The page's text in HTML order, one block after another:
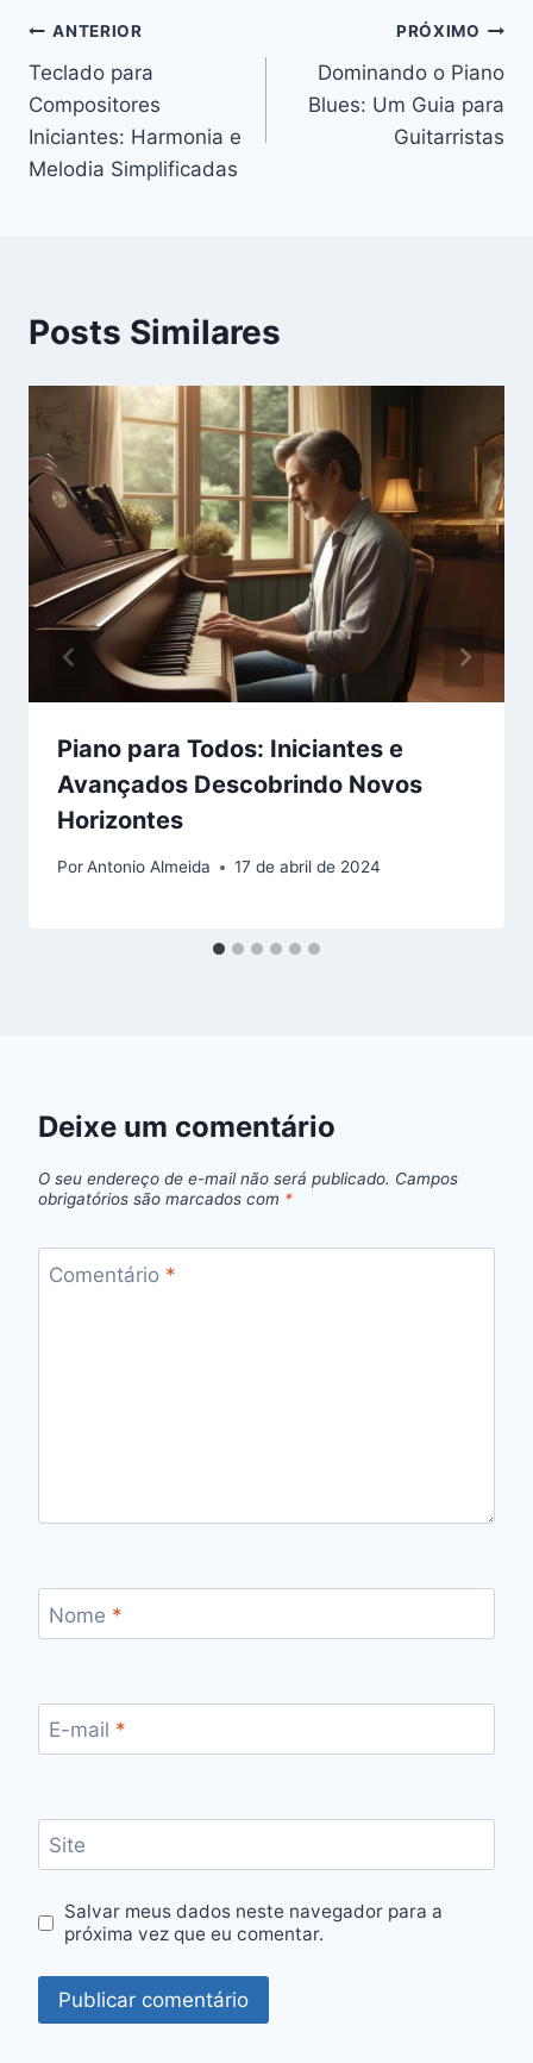
Navegação
de
Post
ANTERIOR
Teclado para
Compositores
Iniciantes: Harmonia e
Melodia Simplificadas
PRÓXIMO
Dominando o Piano
Blues: Um Guia para
Guitarristas
Posts Similares
Piano para Todos: Iniciantes e
Avançados Descobrindo Novos
Horizontes
PorAntonio Almeida 17 de abril de 2024
Deixe um comentário
O seu endereço de e-mail não será publicado. Campos
obrigatórios são marcados com *
Comentário *
Nome *
E-mail *
Site
Salvar meus dados neste navegador para a
próxima vez que eu comentar.